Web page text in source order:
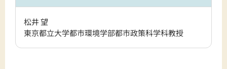
松井 望
東京都立大学都市環境学部都市政策科学科教授